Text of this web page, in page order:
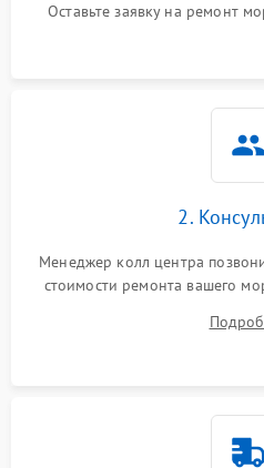
Оставьте заявку на ремонт
2.
Менеджер колл центра
стоимости ремонта вашего